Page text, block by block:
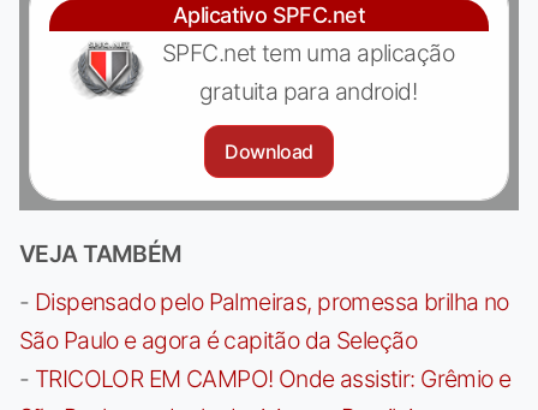
Aplicativo SPFC.net
SPFC.net tem uma aplicação
gratuita para android!
Download
VEJA TAMBÉM
- Dispensado pelo Palmeiras, promessa brilha no
São Paulo e agora é capitão da Seleção
- TRICOLOR EM CAMPO! Onde assistir: Grêmio e